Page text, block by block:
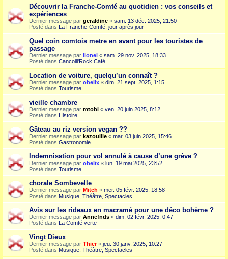
Découvrir la Franche-Comté au quotidien : vos conseils et
expériences
Dernier message par geraldine « sam. 13 déc. 2025, 21:50
Posté dans La Franche-Comté, jour après jour
Quel coin comtois metre en avant pour les touristes de
passage
Dernier message par lionel « sam. 29 nov. 2025, 18:33
Posté dans Cancoill'Rock Café
Location de voiture, quelqu’un connaît ?
Dernier message par obelix « dim. 21 sept. 2025, 1:15
Posté dans Tourisme
vieille chambre
Dernier message par mtobi « ven. 20 juin 2025, 8:12
Posté dans Histoire
Gâteau au riz version vegan ??
Dernier message par kazouille « mar. 03 juin 2025, 15:46
Posté dans Gastronomie
Indemnisation pour vol annulé à cause d’une grève ?
Dernier message par obelix « lun. 19 mai 2025, 23:52
Posté dans Tourisme
chorale Sombevelle
Dernier message par Mitch « mer. 05 févr. 2025, 18:58
Posté dans Musique, Théâtre, Spectacles
Avis sur les rideaux en macramé pour une déco bohème ?
Dernier message par Annefnds « dim. 02 févr. 2025, 0:47
Posté dans La Comté verte
Vingt Dieux
Dernier message par Thier« jeu. 30 janv. 2025, 10:27
Posté dans Musique, Théâtre, Spectacles